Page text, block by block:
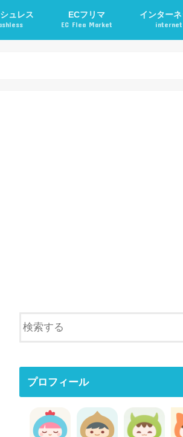
ュレス ECフリマ
EC Flea Market
インターネ
internet
プロフィール